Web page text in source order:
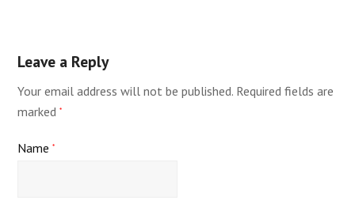
Leave a Reply
Your email address will not be published. Required fields are
marked*
Name*